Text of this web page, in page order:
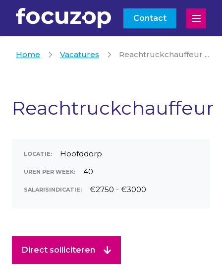
Contact
Open
Home Vacatures Reachtruckchauffeur ...
Reachtruckchauffeur
LOCATIE: Hoofddorp
UREN PER WEEK: 40
SALARISINDICATIE: €2750 - €3000
Direct solliciteren